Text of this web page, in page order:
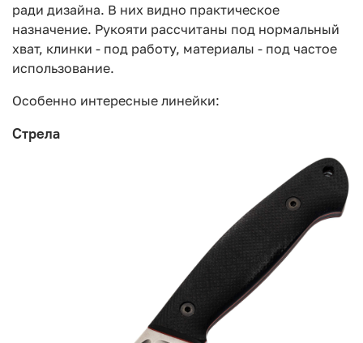
ради дизайна. В них видно практическое
назначение. Рукояти рассчитаны под нормальный
хват, клинки - под работу, материалы - под частое
использование.
Особенно интересные линейки:
Стрела